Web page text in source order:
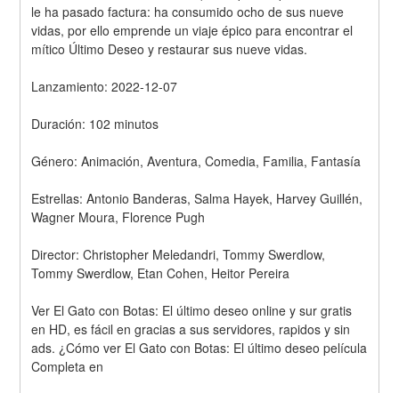
le ha pasado factura: ha consumido ocho de sus nueve
vidas, por ello emprende un viaje épico para encontrar el
mítico Último Deseo y restaurar sus nueve vidas.
Lanzamiento: 2022-12-07
Duración: 102 minutos
Género: Animación, Aventura, Comedia, Familia, Fantasía
Estrellas: Antonio Banderas, Salma Hayek, Harvey Guillén,
Wagner Moura, Florence Pugh
Director: Christopher Meledandri, Tommy Swerdlow,
Tommy Swerdlow, Etan Cohen, Heitor Pereira
Ver El Gato con Botas: El último deseo online y sur gratis
en HD, es fácil en gracias a sus servidores, rapidos y sin
ads. ¿Cómo ver El Gato con Botas: El último deseo película
Completa en